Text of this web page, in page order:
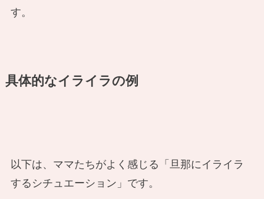
す。
具体的なイライラの例
以下は、ママたちがよく感じる「旦那にイライラ
するシチュエーション」です。